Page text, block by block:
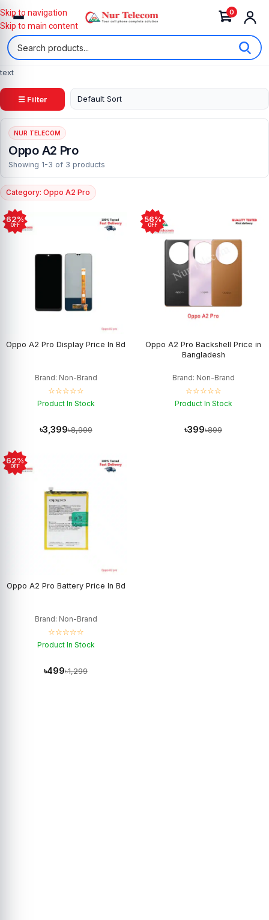
0
Skip to navigation
Skip to main content
text
☰ Filter
NUR TELECOM
Oppo A2 Pro
Showing 1-3 of 3 products
Category: Oppo A2 Pro
62%
OFF
Oppo A2 Pro Display Price In Bd
Brand: Non-Brand
☆☆☆☆☆
Product In Stock
৳3,399৳8,999
56%
OFF
Oppo A2 Pro Backshell Price in
Bangladesh
Brand: Non-Brand
☆☆☆☆☆
Product In Stock
৳399৳899
62%
OFF
Oppo A2 Pro Battery Price In Bd
Brand: Non-Brand
☆☆☆☆☆
Product In Stock
৳499৳1,299